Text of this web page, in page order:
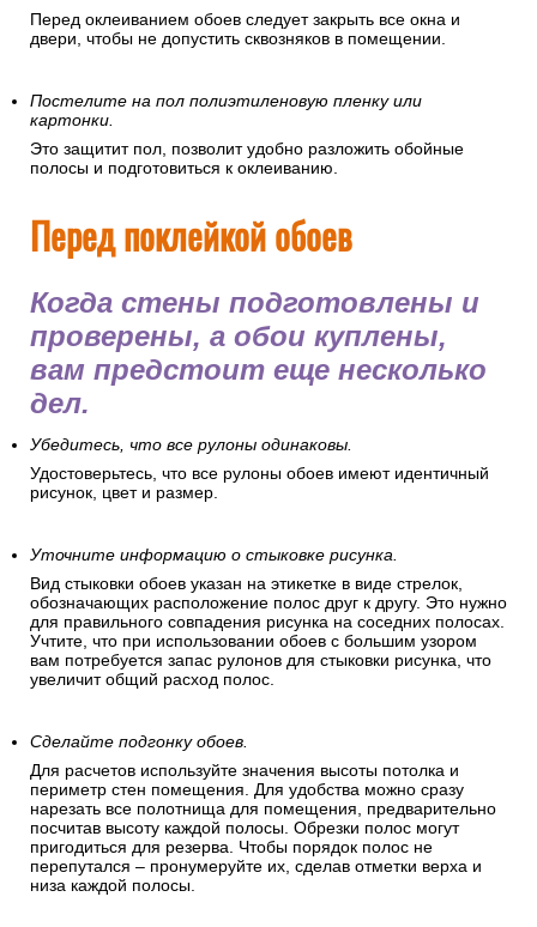
очистить его от пыли. Частички пыли могут испачкать обои,
навредить здоровью, осесть на клее и грунтовке, что
Плотно закройте все окна и двери.
Перед оклеиванием обоев следует закрыть все окна и
двери, чтобы не допустить сквозняков в помещении.
Постелите на пол полиэтиленовую пленку или
картонки.
полосы и подготовиться к оклеиванию.
Перед поклейкой обоев
Когда стены подготовлены и
проверены, а обои куплены,
вам предстоит еще несколько
Убедитесь, что все рулоны одинаковы.
Удостоверьтесь, что все рулоны обоев имеют идентичный
рисунок, цвет и размер.
Уточните информацию о стыковке рисунка.
обозначающих расположение полос друг к другу. Это нужно
для правильного совпадения рисунка на соседних полосах.
Учтите, что при использовании обоев с большим узором
вам потребуется запас рулонов для стыковки рисунка, что
увеличит общий расход полос.
Сделайте подгонку обоев.
Для расчетов используйте значения высоты потолка и